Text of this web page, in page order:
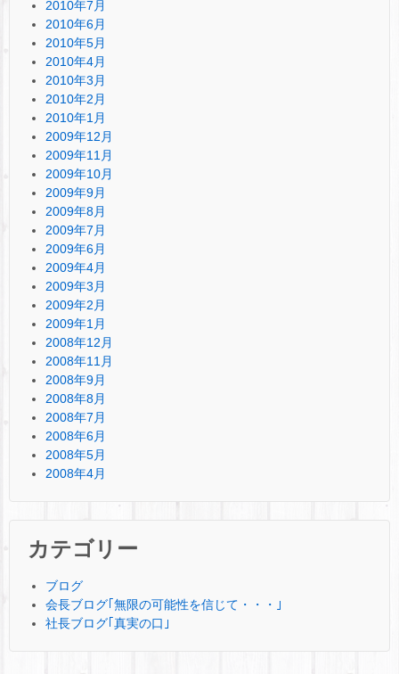
2010年7月
2010年6月
2010年5月
2010年4月
2010年3月
2010年2月
2010年1月
2009年12月
2009年11月
2009年10月
2009年9月
2009年8月
2009年7月
2009年6月
2009年4月
2009年3月
2009年2月
2009年1月
2008年12月
2008年11月
2008年9月
2008年8月
2008年7月
2008年6月
2008年5月
2008年4月
カテゴリー
ブログ
会長ブログ｢無限の可能性を信じて・・・｣
社長ブログ｢真実の口｣